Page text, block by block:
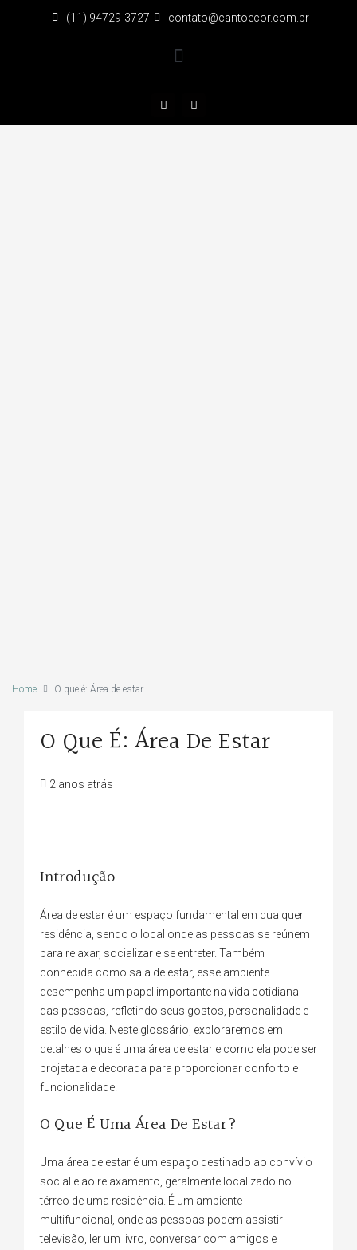
(11) 94729-3727 contato@cantoecor.com.br
Home O que é: Área de estar
O Que É: Área De Estar
2 anos atrás
Introdução
Área de estar é um espaço fundamental em qualquer
residência, sendo o local onde as pessoas se reúnem
para relaxar, socializar e se entreter. Também
conhecida como sala de estar, esse ambiente
desempenha um papel importante na vida cotidiana
das pessoas, refletindo seus gostos, personalidade e
estilo de vida. Neste glossário, exploraremos em
detalhes o que é uma área de estar e como ela pode ser
projetada e decorada para proporcionar conforto e
funcionalidade.
O Que É Uma Área De Estar?
Uma área de estar é um espaço destinado ao convívio
social e ao relaxamento, geralmente localizado no
térreo de uma residência. É um ambiente
multifuncional, onde as pessoas podem assistir
televisão, ler um livro, conversar com amigos e